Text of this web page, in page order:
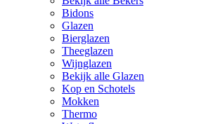
Bidons
Glazen
Bierglazen
Theeglazen
Wijnglazen
Bekijk alle Glazen
Kop en Schotels
Mokken
Thermo